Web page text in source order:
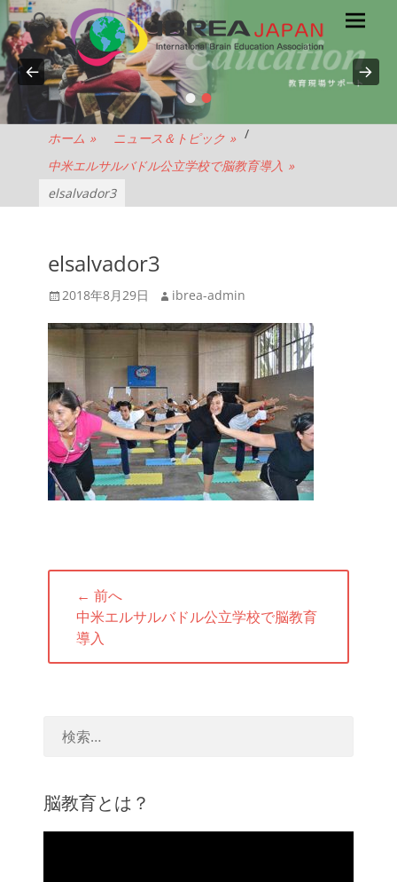
NPO
法
人
JAPAN
メ
イ
ン
メ
ュ
索
••
ホーム » ニュース＆トピック » /
中米エルサルバドル公立学校で脳教育導入 »
elsalvador3
elsalvador3
投
日
2018年8月29日
投
者
ibrea-admin
投
ゲ
ョ
← 前へ
前
の
投
中米エルサルバドル公立学校で脳教育
導入
脳教育とは？